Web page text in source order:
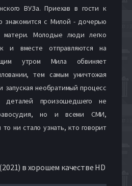
ВУЗа. Приехав в гости к
знакомится с Милой - дочерью
матери. Молодые люди легко
и вместе отправляются на
утром Мила обвиняет
тем самым уничтожая
запуская необратимый процесс
деталей произошедшего не
но и всеми СМИ,
ни стало узнать, кто говорит
в хорошем качестве HD